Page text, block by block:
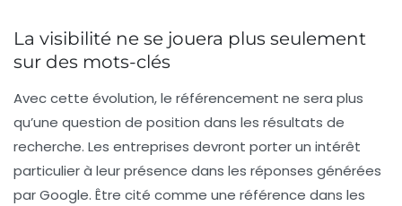
La visibilité ne se jouera plus seulement
sur des mots-clés
Avec cette évolution, le référencement ne sera plus
qu’une question de position dans les résultats de
recherche. Les entreprises devront porter un intérêt
particulier à leurprésence dans les réponses générées
par Google. Être cité comme une référence dans les